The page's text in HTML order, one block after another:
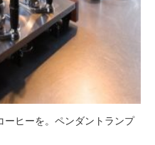
ーヒーを。ペンダントランプ